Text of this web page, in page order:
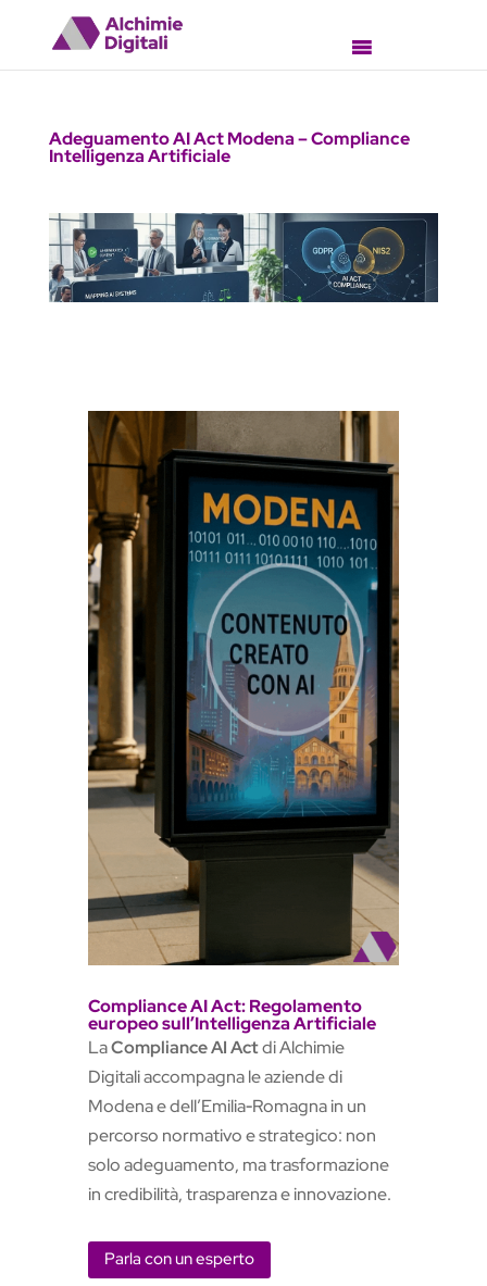
Adeguamento AI Act Modena – Compliance
Intelligenza Artificiale
Compliance AI Act: Regolamento
europeo sull’Intelligenza Artificiale
LaCompliance AI Actdi Alchimie
Digitali accompagna le aziende di
Modena e dell’Emilia‑Romagna in un
percorso normativo e strategico: non
solo adeguamento, ma trasformazione
in credibilità, trasparenza e innovazione.
Parla con un esperto